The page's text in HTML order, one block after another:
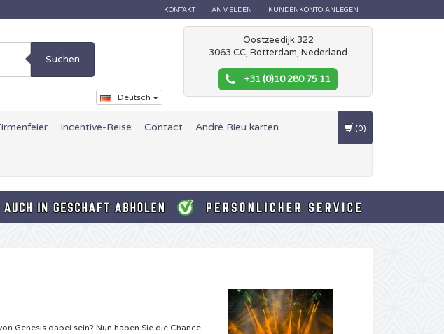
KONTAKT ANMELDEN KUNDENKONTO ANLEGEN
Suchen
Deutsch
Oostzeedijk 322
3063 CC, Rotterdam, Nederland
+31 (0)10 280 75 11
Incentive-Reise Contact André Rieu karten (0)
Genesis dabei sein? Nun haben Sie die Chance